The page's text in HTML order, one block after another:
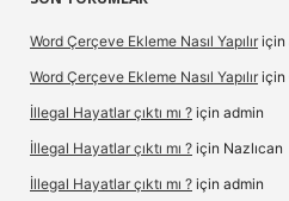
Word Çerçeve Ekleme Nasıl Yapılır için
Word Çerçeve Ekleme Nasıl Yapılır için
İllegal Hayatlar çıktı mı ? için admin
İllegal Hayatlar çıktı mı ? için Nazlıcan
İllegal Hayatlar çıktı mı ? için admin